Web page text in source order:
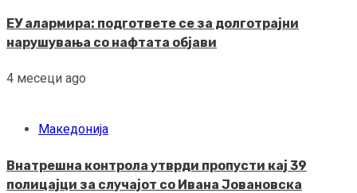
ЕУ алармира: подгответе се за долготрајни
нарушувања со нафтата објави
4 месеци ago
Македонија
Внатрешна контрола утврди пропусти кај 39
полицајци за случајот со Ивана Јовановска